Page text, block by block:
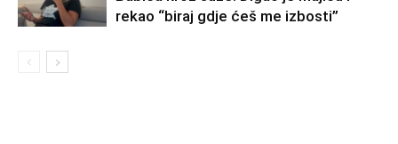
rekao “biraj gdje ćeš me izbosti”